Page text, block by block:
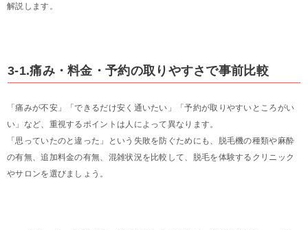
解説します。
3-1.痛み・料金・予約の取りやすさで事前比較
「痛みが不安」「できるだけ安く通いたい」「予約が取りやすいところがい
い」など、重視するポイントは人によって異なります。
「思っていたのと違った」という失敗を防ぐためにも、脱毛機の種類や麻酔
の有無、追加料金の有無、混雑状況を比較して、脱毛を体験するクリニック
やサロンを選びましょう。